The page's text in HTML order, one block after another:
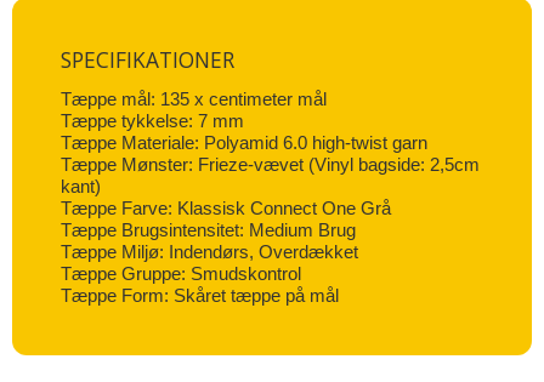
SPECIFIKATIONER
Tæppe mål: 135 x centimeter mål
Tæppe tykkelse: 7 mm
Tæppe Materiale: Polyamid 6.0 high-twist garn
Tæppe Mønster: Frieze-vævet (Vinyl bagside: 2,5cm
kant)
Tæppe Farve: Klassisk Connect One Grå
Tæppe Brugsintensitet: Medium Brug
Tæppe Miljø: Indendørs, Overdækket
Tæppe Gruppe: Smudskontrol
Tæppe Form: Skåret tæppe på mål